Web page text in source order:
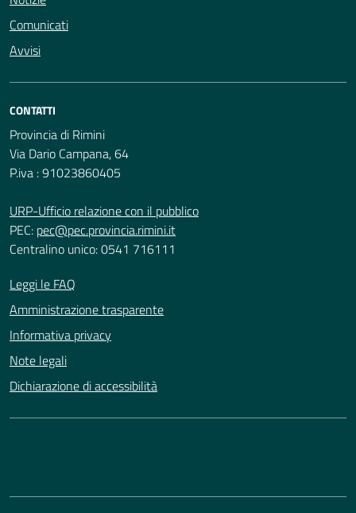
Comunicati
Avvisi
CONTATTI
Provincia di Rimini
Via Dario Campana, 64
P.iva : 91023860405
URP-Ufficio relazione con il pubblico
PEC: pec@pec.provincia.rimini.it
Centralino unico: 0541 716111
Leggi le FAQ
Amministrazione trasparente
Informativa privacy
Note legali
Dichiarazione di accessibilità